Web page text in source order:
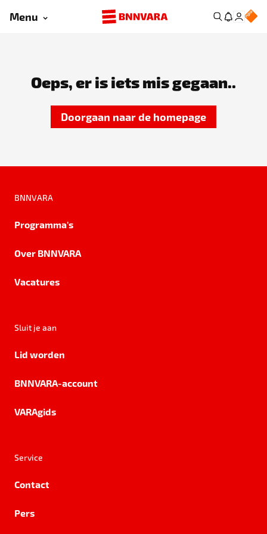
Menu
Oeps, er is iets mis gegaan..
Doorgaan naar de homepage
BNNVARA
Programma's
Over BNNVARA
Vacatures
Sluit je aan
Lid worden
BNNVARA-account
VARAgids
Service
Contact
Pers